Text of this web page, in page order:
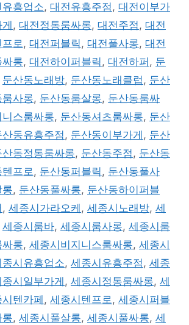
흥업소, 대전유흥주점, 대전이부가
, 대전정통룸싸롱, 대전주점, 대전
로, 대전퍼블릭, 대전풀사롱, 대전
롱, 대전하이퍼블릭, 대전하퍼 , 둔
둔산동노래방, 둔산동노래클럽, 둔산
사롱, 둔산동룸살롱, 둔산동룸싸
스룸싸롱, 둔산동셔츠룸싸롱, 둔산
산동유흥주점, 둔산동이부가게 , 둔산
산동정통룸싸롱, 둔산동주점, 둔산동
프로, 둔산동퍼블릭, 둔산동풀사
, 둔산동풀싸롱, 둔산동하이퍼블
, 세종시가라오케 , 세종시노래방, 세
세종시룸바, 세종시룸사롱, 세종시룸
롱, 세종시비지니스룸싸롱, 세종시
종시유흥업소, 세종시유흥주점, 세종
종시일부가게 , 세종시정통룸싸롱, 세
텐카페 , 세종시텐프로, 세종시퍼블
, 세종시풀살롱, 세종시풀싸롱, 세